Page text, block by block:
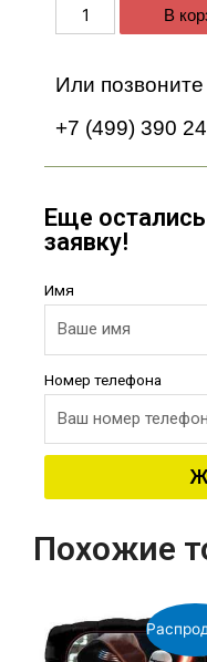
В
Или
+7 (499) 390
Еще
заявку!
Имя
Номер телефона
Похожие